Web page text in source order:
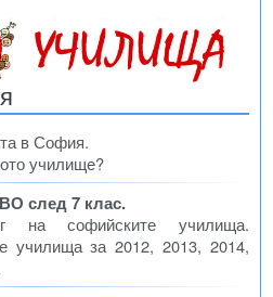
в София.
училище?
след 7 клас.
на софийските училища.
училища за 2012, 2013, 2014,